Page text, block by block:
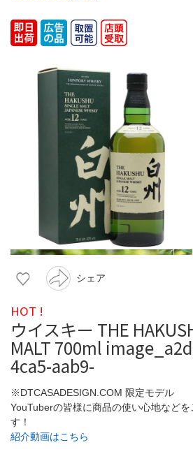
シェア
HOT !
ウイスキー THE
MALT 700ml
4ca5-aab9-
※DTCASADESIGN.COM 限定モデル
YouTuberの皆様に商品の使い心地など
す！
紹介動画はこちら